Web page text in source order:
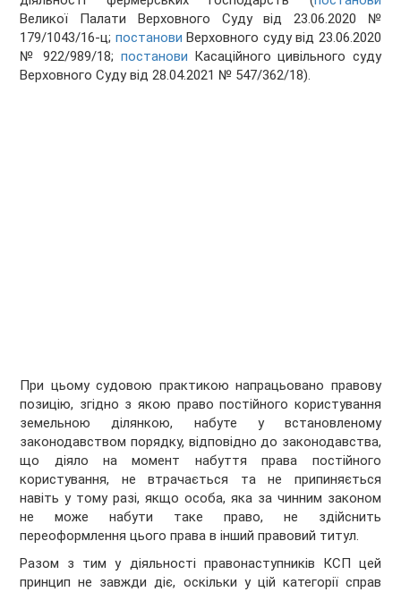
Великої Палати Верховного Суду від 23.06.2020 №
179/1043/16-ц; постанови Верховного суду від 23.06.2020
№ 922/989/18; постанови Касаційного цивільного суду
Верховного Суду від 28.04.2021 № 547/362/18).
При цьому судовою практикою напрацьовано правову
позицію, згідно з якою право постійного користування
земельною ділянкою, набуте у встановленому
законодавством порядку, відповідно до законодавства,
що діяло на момент набуття права постійного
користування, не втрачається та не припиняється
навіть у тому разі, якщо особа, яка за чинним законом
не може набути таке право, не здійснить
переоформлення цього права в інший правовий титул.
Разом з тим у діяльності правонаступників КСП цей
принцип не завжди діє, оскільки у цій категорії справ